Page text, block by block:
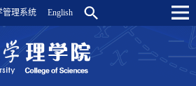
管理系统 English